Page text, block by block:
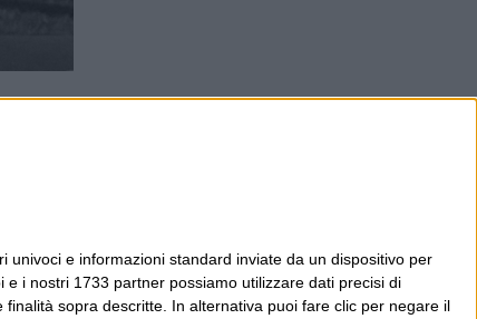
e informazioni standard inviate da un dispositivo per
e i nostri 1733 partner possiamo utilizzare dati precisi di
sopra descritte. In alternativa puoi fare clic per negare il